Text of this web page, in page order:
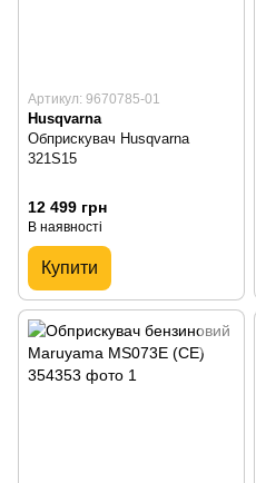
Артикул: 9670785-01
Husqvarna
Обприскувач Husqvarna
321S15
12 499 грн
В наявності
Купити